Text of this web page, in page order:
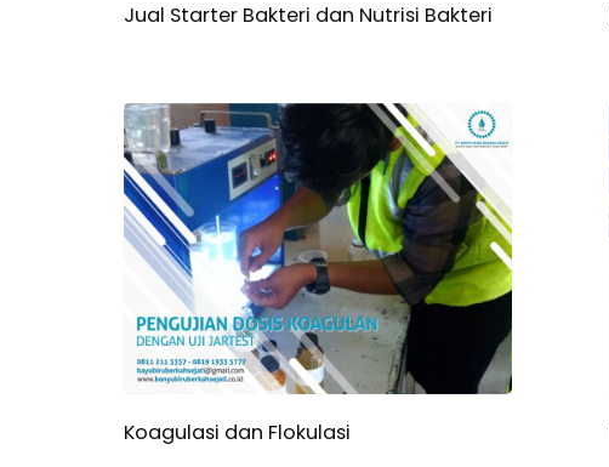
Jual Starter Bakteri dan Nutrisi Bakteri
Koagulasi dan Flokulasi